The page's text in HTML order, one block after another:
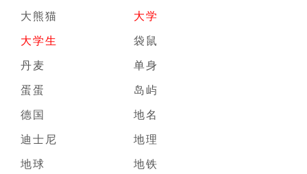
大熊猫
大学
大学生
袋鼠
丹麦
单身
蛋蛋
岛屿
德国
地名
迪士尼
地理
地球
地铁